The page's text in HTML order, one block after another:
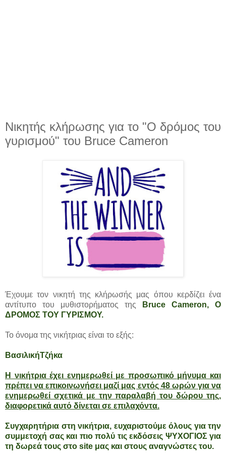
Νικητής κλήρωσης για το "Ο δρόμος του
γυρισμού" του Bruce Cameron
Έχουμε τον νικητή της κλήρωσής μας όπου κερδίζει ένα
αντίτυπο του μυθιστορήματος της Bruce Cameron, Ο
ΔΡΟΜΟΣ ΤΟΥ ΓΥΡΙΣΜΟΥ.
Το όνομα της νικήτριας είναι το εξής:
ΒασιλικήΤζήκα
Η νικήτρια έχει ενημερωθεί με προσωπικό μήνυμα και
πρέπει να επικοινωνήσει μαζί μας εντός 48 ωρών για να
ενημερωθεί σχετικά με την παραλαβή του δώρου της,
διαφορετικά αυτό δίνεται σε επιλαχόντα.
Συγχαρητήρια στη νικήτρια, ευχαριστούμε όλους για την
συμμετοχή σας και πιο πολύ τις εκδόσεις ΨΥΧΟΓΙΟΣ για
τη δωρεά τους στο site μας και στους αναγνώστες του.